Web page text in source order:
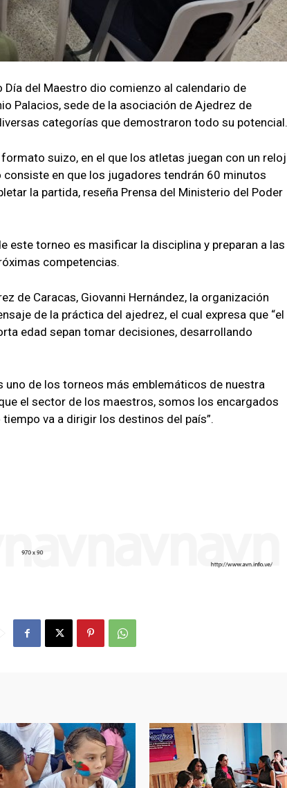
Día del Maestro dio comienzo al calendario de
Palacios, sede de la asociación de Ajedrez de
categorías que demostraron todo su potencial.
suizo, en el que los atletas juegan con un reloj
en que los jugadores tendrán 60 minutos
la partida, reseña Prensa del Ministerio del Poder
este torneo es masificar la disciplina y preparan a las
competencias.
de Caracas, Giovanni Hernández, la organización
de la práctica del ajedrez, el cual expresa que “el
edad sepan tomar decisiones, desarrollando
uno de los torneos más emblemáticos de nuestra
el sector de los maestros, somos los encargados
va a dirigir los destinos del país”.